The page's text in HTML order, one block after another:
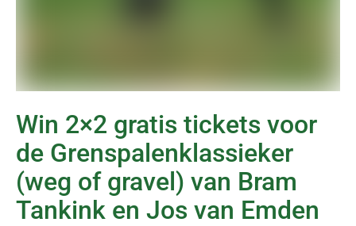
Win 2×2 gratis tickets voor
de Grenspalenklassieker
(weg of gravel) van Bram
Tankink en Jos van Emden